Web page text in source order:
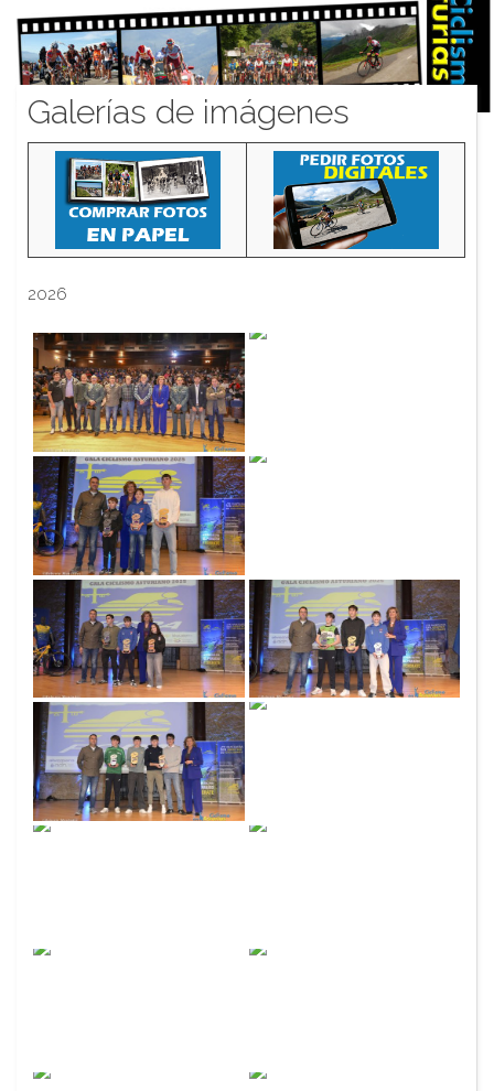
Galerías de imágenes
2026